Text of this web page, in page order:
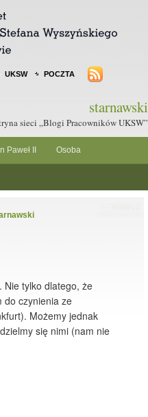
UKSW POCZTA
starnawski
sieci „Blogi Pracowników UKSW”
Paweł II Osoba
Nie tylko dlatego, że
do czynienia ze
Możemy jednak
się nimi (nam nie